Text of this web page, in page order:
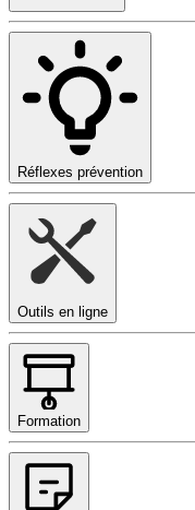
Réflexes prévention
Outils en ligne
Formation